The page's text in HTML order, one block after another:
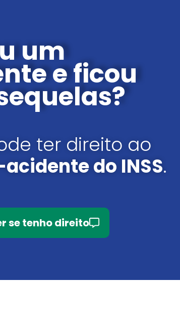
um
e ficou
ter direito ao
do INSS.
se tenho direito